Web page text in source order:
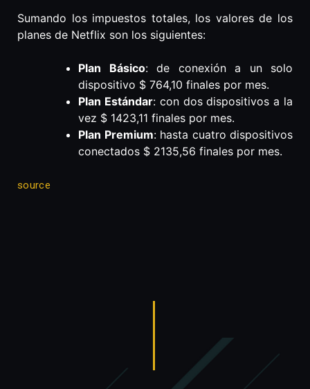
Sumando los impuestos totales, los valores de los
planes de Netflix son los siguientes:
Plan Básico: de conexión a un solo
dispositivo $ 764,10 finales por mes.
Plan Estándar: con dos dispositivos a la
vez $ 1423,11 finales por mes.
Plan Premium: hasta cuatro dispositivos
conectados $ 2135,56 finales por mes.
source